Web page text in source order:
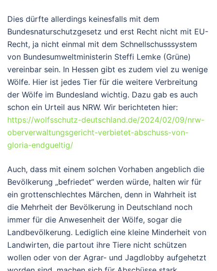
Dies dürfte allerdings keinesfalls mit dem
Bundesnaturschutzgesetz und erst Recht nicht mit EU-
Recht, ja nicht einmal mit dem Schnellschusssystem
von Bundesumweltministerin Steffi Lemke (Grüne)
vereinbar sein. In Hessen gibt es zudem viel zu wenige
Wölfe. Hier ist jedes Tier für die weitere Verbreitung
der Wölfe im Bundesland wichtig. Dazu gab es auch
schon ein Urteil aus NRW. Wir berichteten hier:
https://wolfsschutz-deutschland.de/2024/02/09/nrw-
oberverwaltungsgericht-verbietet-abschuss-von-
gloria-endgueltig/
Auch, dass mit einem solchen Vorhaben angeblich die
Bevölkerung „befriedet“ werden würde, halten wir für
ein grottenschlechtes Märchen, denn in Wahrheit ist
die Mehrheit der Bevölkerung in Deutschland noch
immer für die Anwesenheit der Wölfe, sogar die
Landbevölkerung. Lediglich eine kleine Minderheit von
Landwirten, die partout ihre Tiere nicht schützen
wollen oder von der Agrar- und Jagdlobby aufgehetzt